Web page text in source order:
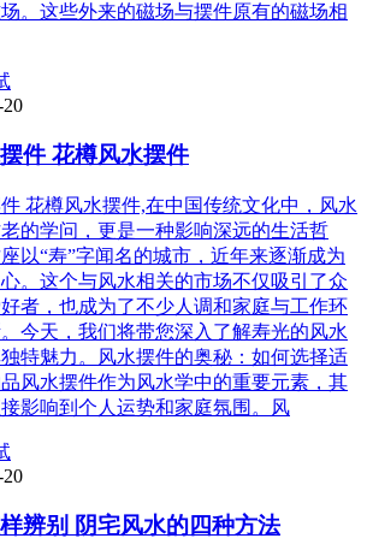
。这些外来的磁场与摆件原有的磁场相
20
件 花樽风水摆件
花樽风水摆件,在中国传统文化中，风水
的学问，更是一种影响深远的生活哲
以“寿”字闻名的城市，近年来逐渐成为
。这个与风水相关的市场不仅吸引了众
者，也成为了不少人调和家庭与工作环
今天，我们将带您深入了解寿光的风水
特魅力。风水摆件的奥秘：如何选择适
风水摆件作为风水学中的重要元素，其
影响到个人运势和家庭氛围。风
20
辨别 阴宅风水的四种方法